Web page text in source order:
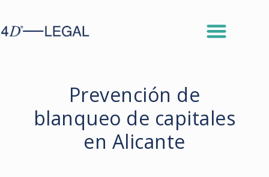
Prevención de
blanqueo de capitales
en Alicante